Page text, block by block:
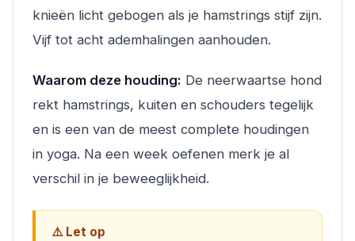
knieën licht gebogen als je hamstrings stijf zijn.
Vijf tot acht ademhalingen aanhouden.
Waarom deze houding: De neerwaartse hond
rekt hamstrings, kuiten en schouders tegelijk
en is een van de meest complete houdingen
in yoga. Na een week oefenen merk je al
verschil in je beweeglijkheid.
⚠️ Let op